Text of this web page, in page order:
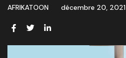
AFRIKATOON
décembre 20, 2021